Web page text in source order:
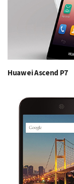
Huawei Ascend P7